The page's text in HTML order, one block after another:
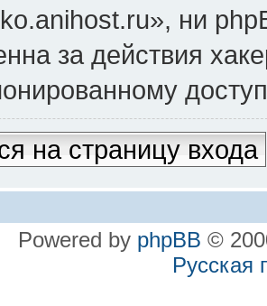
ни
за действия
на страницу входа
Powered by phpBB ©
Русская